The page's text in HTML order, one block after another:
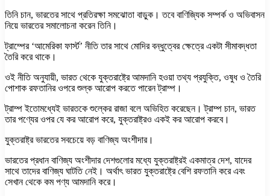
তিনি চান, ভারতের সাথে প্রতিরক্ষা সমঝোতা বাড়ুক। তবে বাণিজ্যিক সম্পর্ক ও অভিবাসন
নিয়ে ভারতের সমালোচনা করেন তিনি।
ট্রাম্পের ‘আমেরিকা ফার্স্ট’ নীতি তার সাথে মোদির বন্ধুত্বের ক্ষেত্রে একটা সীমাবদ্ধতা
তৈরি করে থাকে।
ওই নীতি অনুযায়ী, ভারত থেকে যুক্তরাষ্ট্রে আমদানি হওয়া তথ্য প্রযুক্তি, ওষুধ ও তৈরি
পোশাক রফতানির ওপরে শুল্ক আরোপ করতে পারেন ট্রাম্প।
ট্রাম্প ইতোমধ্যেই ভারতকে শুল্কের রাজা বলে অভিহিত করেছেন। ট্রাম্প চান, ভারত
তার পণ্যের ওপর যে কর আরোপ করে, যুক্তরাষ্ট্রও একই কর আরোপ করবে।
যুক্তরাষ্ট্র ভারতের সবচেয়ে বড় বাণিজ্য অংশীদার।
ভারতের প্রধান বাণিজ্য অংশীদার দেশগুলোর মধ্যে যুক্তরাষ্ট্রই একমাত্র দেশ, যাদের
সাথে তাদের বাণিজ্য ঘাটতি নেই। অর্থাৎ ভারত যুক্তরাষ্ট্রে বেশি রফতানি করে এবং
সেখান থেকে কম পণ্য আমদানি করে।